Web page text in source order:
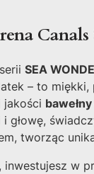
SEA
– to miękki,
jakości
głowę,
tworząc
, inwestujesz w